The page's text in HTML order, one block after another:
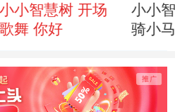
小小智慧树 开场
歌舞 你好
小小
骑小马